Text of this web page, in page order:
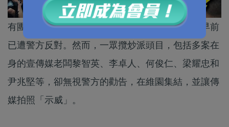
有團體申請今晚在維園集會，惟因為疫情未過，早前
已遭警方反對。然而，一眾攬炒派頭目，包括多案在
身的壹傳媒老闆黎智英、李卓人、何俊仁、梁耀忠和
尹兆堅等，卻無視警方的勸告，在維園集結，並讓傳
媒拍照「示威」。